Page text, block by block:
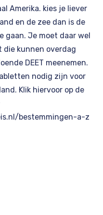
Amerika. kies je liever
en de zee dan is de
gaan. Je moet daar wel
die kunnen overdag
DEET meenemen.
nodig zijn voor
Klik hiervoor op de
bestemmingen-a-z